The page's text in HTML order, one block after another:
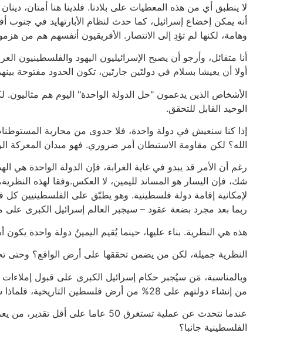
لا ينطبق أي من هذه المعطيات على بلادنا. فلدينا هنا أمتان،
أنه يمكن إخضاع إسرائيل، كما حدث لنظام الأبارتهايد في جنوب
وهامة، لكنها لم تؤدِ إلى الانتصار. الأفريقيون أنفسهم هم من
أنا متفائل، وأرجو أن يصبح الإسرائيليون اليهود
أولا أن يعيشا بسلام في دولتَين جارتَين، تكون الحدود مفتوحة
الأشخاص الذين يدعمون "حل الدولة الواحدة" اليوم هم
الوحيد القابل للتحقق.
إذا كنا سنعيش في دولة واحدة، فلا جدوى من محاربة
الله؟ لكن مقاومة الاستيطان أمر ضروري. فهو ميدان المعركة
رغم أن الأمر قد يبدو في غاية الغرابة، فإن الدولة الواحدة
شك، فإن اليسار هو المساند لليمين، لا العكس.وفقا لهذه
لإمكانية إقامة دولة فلسطينية. وهو يطبّق على الفلسطينيين
ربما بعد مجرد بضعة عقود – سيجبر العالم إسرائيل الكبرى
هذه هي النظرية. بناء عليها، حينما يُقيم اليمينُ دولة واحدة
النظرية جميلة، لكن من يضمن تحققها على أرض الواقع؟ وحتى
وبالمناسبة، مَن سيُجبر حكام إسرائيل الكبرى على قبول
من إنشاء دولتهم على 28% من أرض فلسطين التاريخية، فلماذا ستخضع للرأي العام العالمي في المستقبل وتحقق فكرة تعني تفكيك دولة إسرائيل؟
عندما نتحدث عن عملية تستغرق
الفلسطينية جانبا؟